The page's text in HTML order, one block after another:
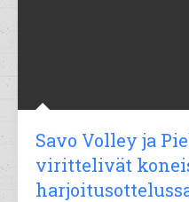
Savo Volley ja
virittelivät